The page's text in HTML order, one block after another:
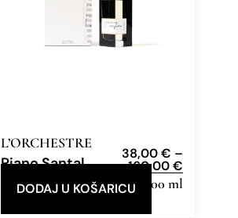
L’ORCHESTRE
Piano Santal
38,00€ –
160,00€
Eau de Parfum 15 ml, 100 ml
DODAJ U KOŠARICU